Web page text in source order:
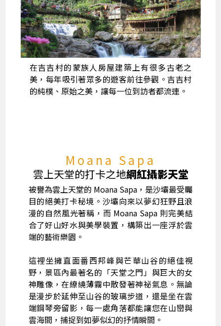
在吉吉村的蒙族人房屋建築上有很多古老之
美，每年吸引著眾多的遊客前往參觀。吉吉村
的純樸、原始之美，讓每一位到訪者都流連。
Moana Sapa
雲上天堂的打卡之地網紅攝影天堂
被譽為雲上天堂的 Moana Sapa，是沙壩最受矚
目的絕美打卡秘境。沙壩向來以夢幻狂野且浪
漫的自然風光著稱，而 Moana Sapa 則完美結
合了好山好水與美學裝置，構築出一座浮於雲
端的藝術樂園。
這裡坐擁直面番西邦峰與芒華山谷的絕佳視
野，景區內最著名的「天堂之門」與巨大的女
神雕像，在繚繞薄霧中散發著神祕氣息。無論
是漫步於延伸至山谷的玻璃步道，還是坐在雲
端鋼琴旁留影，每一處角落都能讓您在山巒與
雲海間，捕捉到如夢似幻的抒情瞬間。